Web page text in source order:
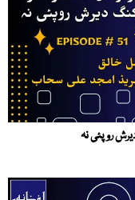
روپئی نہ